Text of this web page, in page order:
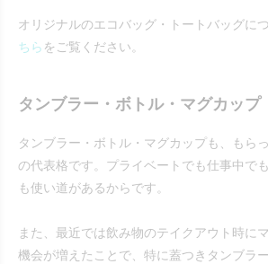
オリジナルのエコバッグ・トートバッグに
ちら をご覧ください。
タンブラー・ボトル・マグカップ
タンブラー・ボトル・マグカップも、もら
の代表格です。プライベートでも仕事中で
も使い道があるからです。
また、最近では飲み物のテイクアウト時に
機会が増えたことで、特に蓋つきタンブラ